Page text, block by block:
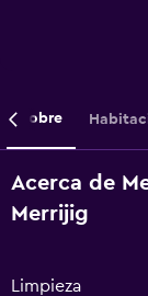
Sobre
Acerca de
Merrijig
Limpieza